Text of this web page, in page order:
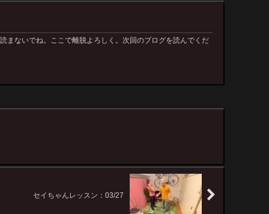
まないでね。ここで離脱よろしく。次回のブログを読んでくだ
セイちゃんレッスン：03/27